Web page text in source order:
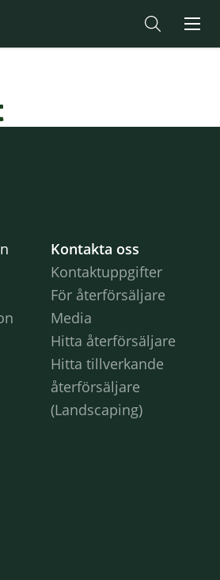
Kontakta oss
Kontaktuppgifter
För återförsäljare
Media
Hitta återförsäljare
Hitta tillverkande
återförsäljare
(Landscaping)